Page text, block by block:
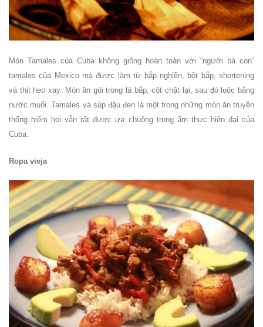
Món Tamales của Cuba không giống hoàn toàn với “người bà con”
tamales của Mexico mà được làm từ bắp nghiền, bột bắp, shortening
và thịt heo xay. Món ăn gói trong lá bắp, cột chặt lại, sau đó luộc bằng
nước muối. Tamales và súp đậu đen là một trong những món ăn truyền
thống hiếm hoi vẫn rất được ưa chuộng trong ẩm thực hiện đại của
Cuba.
Ropa vieja